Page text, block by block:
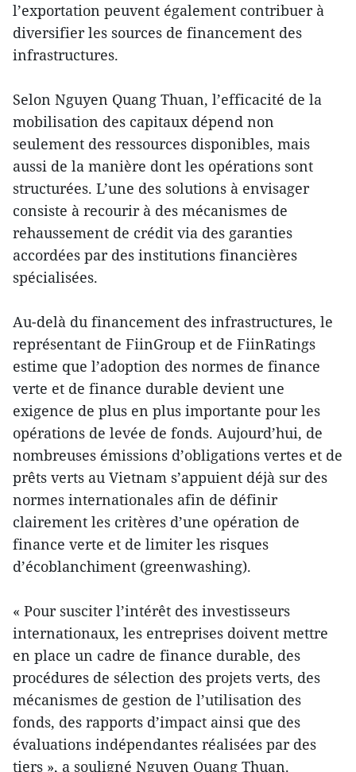
l’exportation peuvent également contribuer à
diversifier les sources de financement des
infrastructures.
Selon Nguyen Quang Thuan, l’efficacité de la
mobilisation des capitaux dépend non
seulement des ressources disponibles, mais
aussi de la manière dont les opérations sont
structurées. L’une des solutions à envisager
consiste à recourir à des mécanismes de
rehaussement de crédit via des garanties
accordées par des institutions financières
spécialisées.
Au-delà du financement des infrastructures, le
représentant de FiinGroup et de FiinRatings
estime que l’adoption des normes de finance
verte et de finance durable devient une
exigence de plus en plus importante pour les
opérations de levée de fonds. Aujourd’hui, de
nombreuses émissions d’obligations vertes et de
prêts verts au Vietnam s’appuient déjà sur des
normes internationales afin de définir
clairement les critères d’une opération de
finance verte et de limiter les risques
d’écoblanchiment (greenwashing).
« Pour susciter l’intérêt des investisseurs
internationaux, les entreprises doivent mettre
en place un cadre de finance durable, des
procédures de sélection des projets verts, des
mécanismes de gestion de l’utilisation des
fonds, des rapports d’impact ainsi que des
évaluations indépendantes réalisées par des
tiers », a souligné Nguyen Quang Thuan.